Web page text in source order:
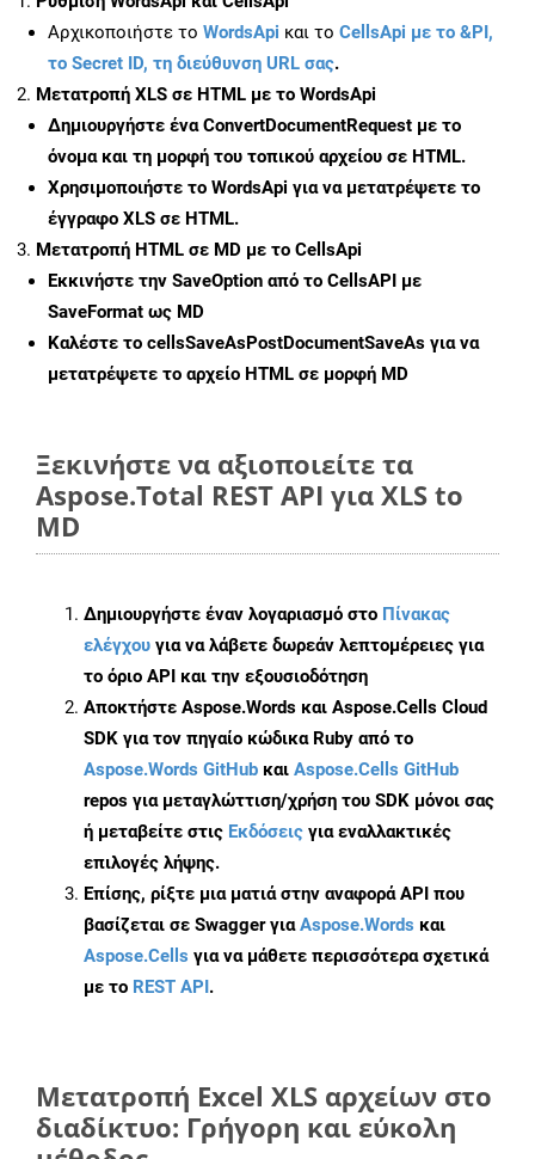
Αρχικοποιήστε το WordsApi και το CellsApi με το &PI,
το Secret ID, τη διεύθυνση URL σας.
Μετατροπή XLS σε HTML με το WordsApi
Δημιουργήστε έναConvertDocumentRequest με το
όνομα και τη μορφή του τοπικού αρχείου σε HTML.
Χρησιμοποιήστε το WordsApi για να μετατρέψετε το
έγγραφο XLS σε HTML.
Μετατροπή HTML σε MD με το CellsApi
Εκκινήστε την SaveOption από το CellsAPI με
SaveFormat ως MD
Καλέστε το cellsSaveAsPostDocumentSaveAs για να
μετατρέψετε το αρχείο HTML σε μορφή MD
Ξεκινήστε να αξιοποιείτε τα
Aspose.Total REST API για XLS to
MD
Δημιουργήστε έναν λογαριασμό στο Πίνακας
ελέγχου για να λάβετε δωρεάν λεπτομέρειες για
το όριο API και την εξουσιοδότηση
Αποκτήστε Aspose.Words και Aspose.Cells Cloud
SDK για τον πηγαίο κώδικα Ruby από το
Aspose.Words GitHub και Aspose.Cells GitHub
repos για μεταγλώττιση/χρήση του SDK μόνοι σας
ή μεταβείτε στις Εκδόσεις για εναλλακτικές
επιλογές λήψης.
Επίσης, ρίξτε μια ματιά στην αναφορά API που
βασίζεται σε Swagger γιαAspose.Words και
Aspose.Cells για να μάθετε περισσότερα σχετικά
με το REST API.
Μετατροπή Excel XLS αρχείων στο
διαδίκτυο: Γρήγορη και εύκολη